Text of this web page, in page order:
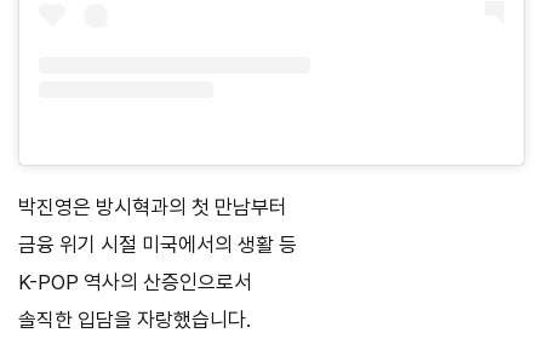
박진영은 방시혁과의 첫 만남부터
금융 위기 시절 미국에서의 생활 등
K-POP 역사의 산증인으로서
솔직한 입담을 자랑했습니다.